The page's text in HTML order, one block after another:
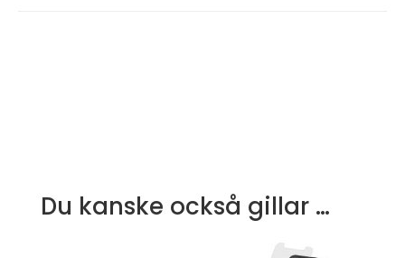
Du kanske också gillar …